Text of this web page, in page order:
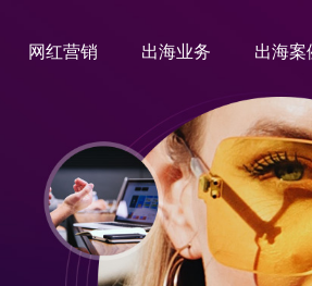
网红营销 出海业务 出海案